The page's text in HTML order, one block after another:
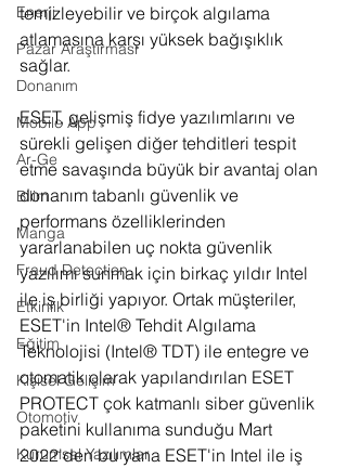
Enerji
Pazar Araştırması
Donanım
Mobile App
Ar-Ge
Bilim
Manga
Fraud Detection
Etkinlik
Eğitim
Kişisel Gelişim
Otomotiv
Kurumsal Yazılımlar
temizleyebilir ve birçok algılama
atlamasına karşı yüksek bağışıklık
sağlar.
ESET, gelişmiş fidye yazılımlarını ve
sürekli gelişen diğer tehditleri tespit
etme savaşında büyük bir avantaj olan
donanım tabanlı güvenlik ve
performans özelliklerinden
yararlanabilen uç nokta güvenlik
yazılımı sunmak için birkaç yıldır Intel
ile iş birliği yapıyor. Ortak müşteriler,
ESET'in Intel® Tehdit Algılama
Teknolojisi (Intel® TDT) ile entegre ve
otomatik olarak yapılandırılan ESET
PROTECT çok katmanlı siber güvenlik
paketini kullanıma sunduğu Mart
2022'den bu yana ESET'in Intel ile iş